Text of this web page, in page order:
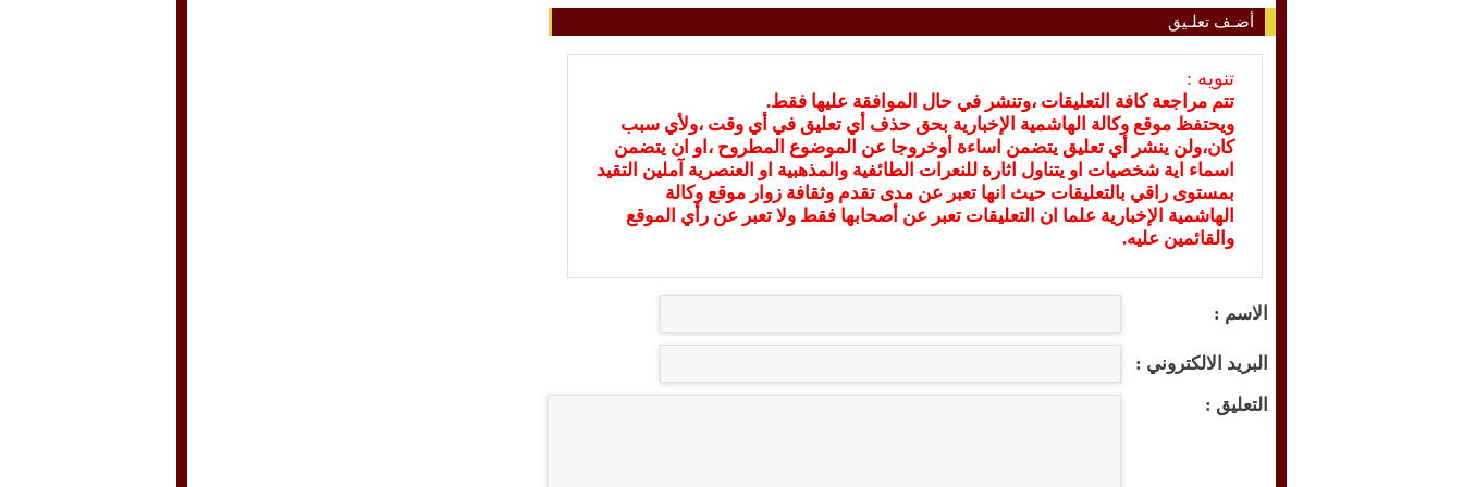
أضـف تعلـيق
تنويه :
تتم مراجعة كافة التعليقات ،وتنشر في حال الموافقة عليها فقط.
ويحتفظ موقع وكالة الهاشمية الإخبارية بحق حذف أي تعليق في أي وقت ،ولأي سبب
كان،ولن ينشر أي تعليق يتضمن اساءة أوخروجا عن الموضوع المطروح ،او ان يتضمن
اسماء اية شخصيات او يتناول اثارة للنعرات الطائفية والمذهبية او العنصرية آملين التقيد
بمستوى راقي بالتعليقات حيث انها تعبر عن مدى تقدم وثقافة زوار موقع وكالة
الهاشمية الإخبارية علما ان التعليقات تعبر عن أصحابها فقط ولا تعبر عن رأي الموقع
والقائمين عليه.
الاسم :
البريد الالكتروني :
التعليق :